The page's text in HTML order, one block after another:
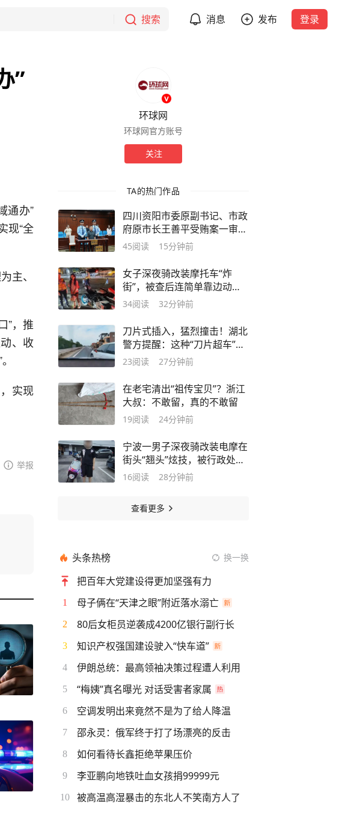
搜索 消息 发布 登录
”
通办”
现“全
主、
”，推
、收
实现
举报
环球网
环球网官方账号
关注
TA的热门作品
四川资阳市委原副书记、市政
府原市长王善平受贿案一审宣
判
45阅读 15分钟前
女子深夜骑改装摩托车“炸
街”，被查后连简单靠边动作
都迟迟无法完成，交警一查竟
的……
34阅读 32分钟前
刀片式插入，猛烈撞击！湖北
警方提醒：这种“刀片超车”，
太危险了
23阅读 27分钟前
在老宅清出“祖传宝贝”？浙江
大叔：不敢留，真的不敢留
19阅读 24分钟前
宁波一男子深夜骑改装电摩在
街头“翘头”炫技，被行政处
罚，交警：这不是耍帅，是拿
16阅读 28分钟前
查看更多
头条热榜 换一换
把百年大党建设得更加坚强有力
1 母子俩在“天津之眼”附近落水溺亡
2 80后女柜员逆袭成4200亿银行副行长
3 知识产权强国建设驶入“快车道”
4 伊朗总统：最高领袖决策过程遭人利用
5 “梅姨”真名曝光 对话受害者家属
6 空调发明出来竟然不是为了给人降温
7 邵永灵：俄军终于打了场漂亮的反击
8 如何看待长鑫拒绝苹果压价
9 李亚鹏向地铁吐血女孩捐99999元
10 被高温高湿暴击的东北人不笑南方人了